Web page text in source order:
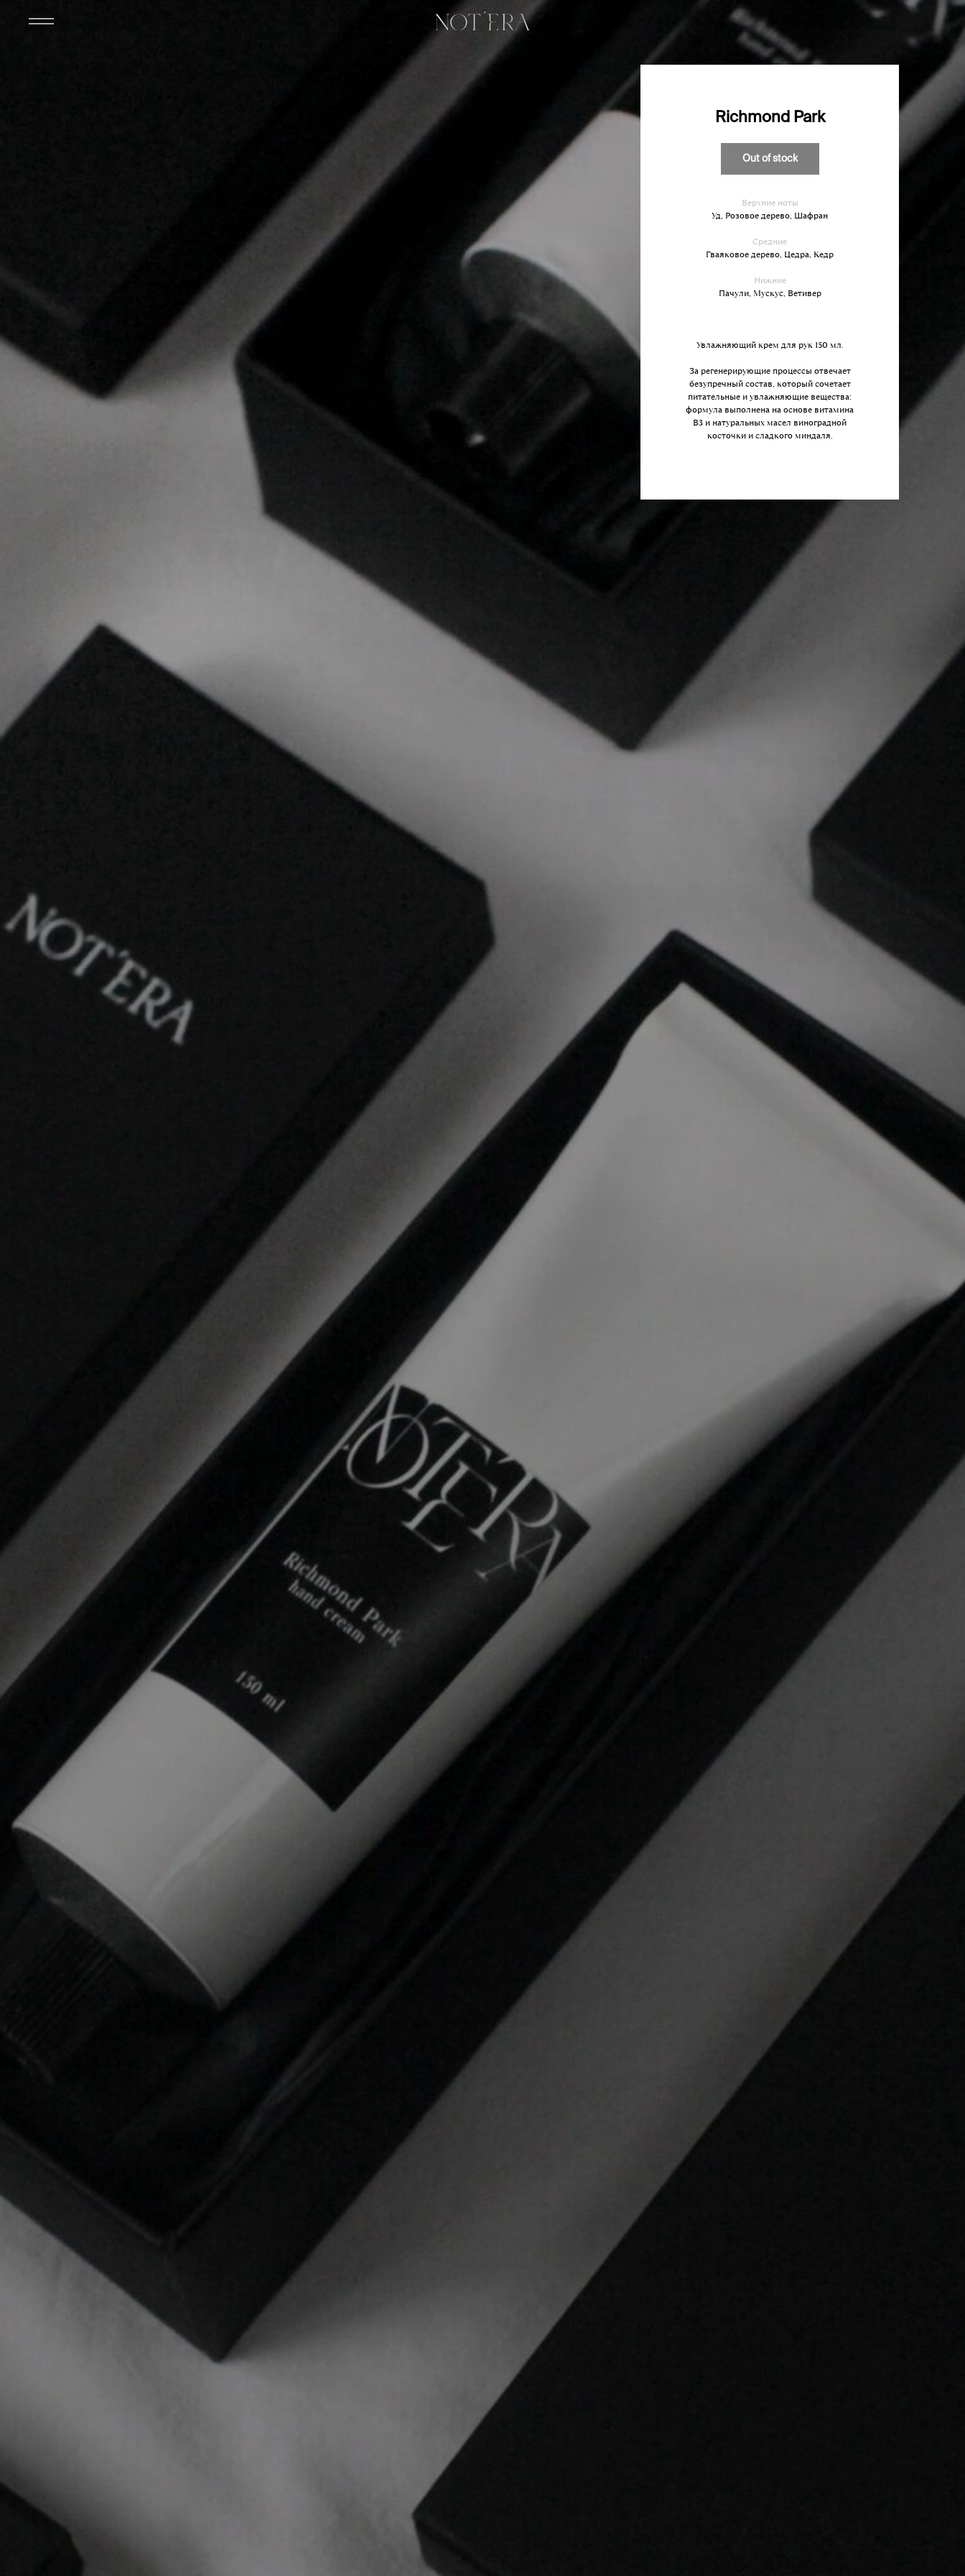
Richmond Park
Out of stock
Верхние ноты
Уд, Розовое дерево, Шафран
Средние
Гваяковое дерево, Цедра, Кедр
Нижние
Пачули, Мускус, Ветивер
Увлажняющий крем для рук 150 мл.
За регенерирующие процессы отвечает
безупречный состав, который сочетает
питательные и увлажняющие вещества:
формула выполнена на основе витамина
B3 и натуральных масел виноградной
косточки и сладкого миндаля.